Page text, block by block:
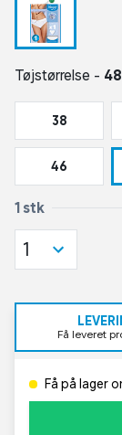
Tøjstørrelse - 48
38
46
1 stk
1
Få leveret
Få på lager